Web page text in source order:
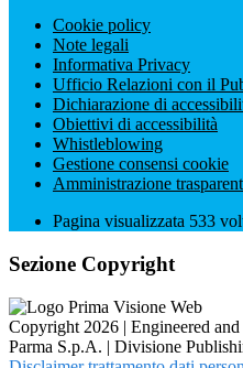
Cookie policy
Note legali
Informativa Privacy
Ufficio Relazioni con il
Dichiarazione di
Obiettivi di accessibilità
Whistleblowing
Gestione consensi cookie
Amministrazione
Pagina visualizzata 533
Sezione Copyright
Copyright 2026 | Engineered
Parma S.p.A. | Divisione